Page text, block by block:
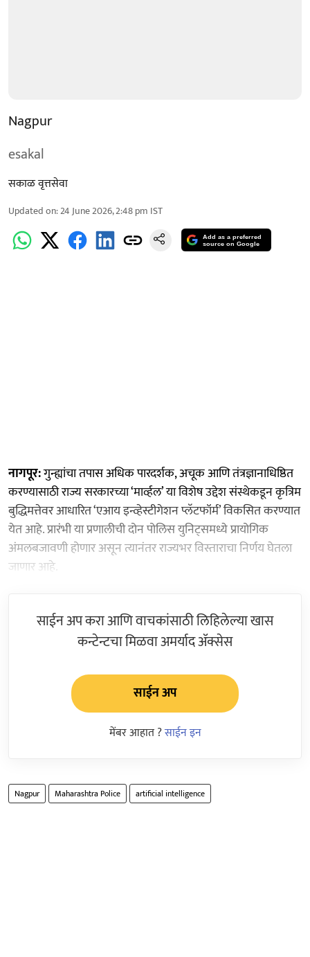
Nagpur
esakal
सकाळ वृत्तसेवा
Updated on:24 June 2026, 2:48 pm IST
Add as a preferred
source on Google
नागपूर:गुन्ह्यांचा तपास अधिक पारदर्शक, अचूक आणि तंत्रज्ञानाधिष्ठित
करण्यासाठी राज्य सरकारच्या ‘मार्व्हल’ या विशेष उद्देश संस्थेकडून कृत्रिम
बुद्धिमत्तेवर आधारित ‘एआय इन्व्हेस्टीगेशन प्लॅटफॉर्म’ विकसित करण्यात
येत आहे. प्रारंभी या प्रणालीची दोन पोलिस युनिट्समध्ये प्रायोगिक
अंमलबजावणी होणार असून त्यानंतर राज्यभर विस्ताराचा निर्णय घेतला
जाणार आहे.
साईन अप करा आणि वाचकांसाठी लिहिलेल्या खास
कन्टेन्टचा मिळवा अमर्याद ॲक्सेस
साईन अप
मेंबर आहात ?साईन इन
Nagpur Maharashtra Police artificial intelligence